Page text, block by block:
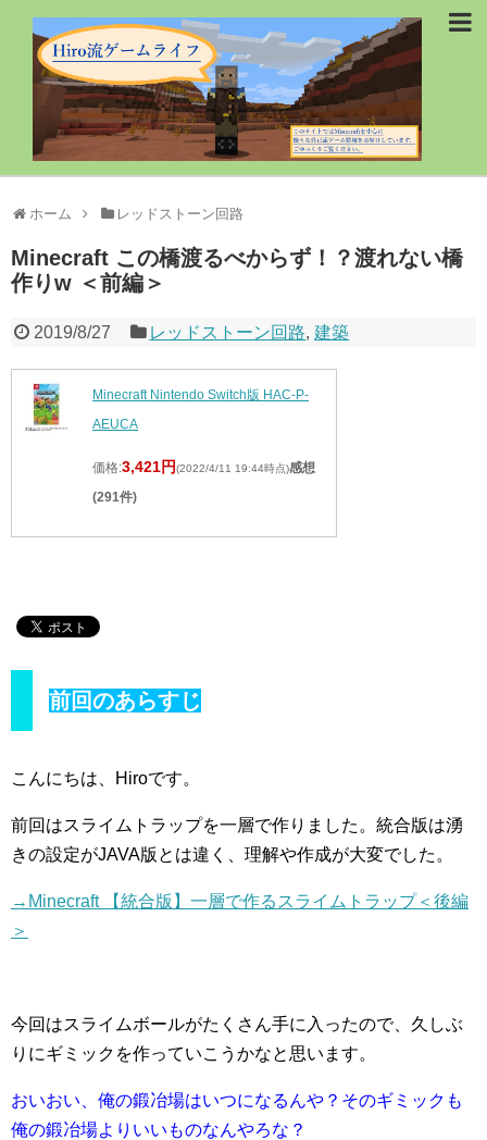
ホーム レッドストーン回路
Minecraft この橋渡るべからず！？渡れない橋
作りw ＜前編＞
2019/8/27 レッドストーン回路,建築
Minecraft Nintendo Switch版 HAC-P-
AEUCA
価格:3,421円(2022/4/11 19:44時点)感想
(291件)
前回のあらすじ
こんにちは、Hiroです。
前回はスライムトラップを一層で作りました。統合版は湧
きの設定がJAVA版とは違く、理解や作成が大変でした。
→Minecraft 【統合版】一層で作るスライムトラップ＜後編
＞
今回はスライムボールがたくさん手に入ったので、久しぶ
りにギミックを作っていこうかなと思います。
おいおい、俺の鍛冶場はいつになるんや？そのギミックも
俺の鍛冶場よりいいものなんやろな？